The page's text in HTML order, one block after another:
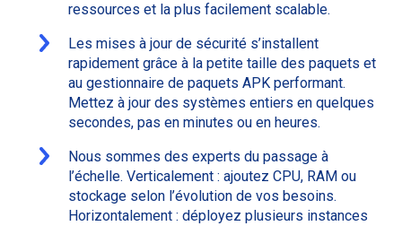
ressources et la plus facilement scalable.
Les mises à jour de sécurité s’installent
rapidement grâce à la petite taille des paquets et
au gestionnaire de paquets APK performant.
Mettez à jour des systèmes entiers en quelques
secondes, pas en minutes ou en heures.
Nous sommes des experts du passage à
l’échelle. Verticalement : ajoutez CPU, RAM ou
stockage selon l’évolution de vos besoins.
Horizontalement : déployez plusieurs instances